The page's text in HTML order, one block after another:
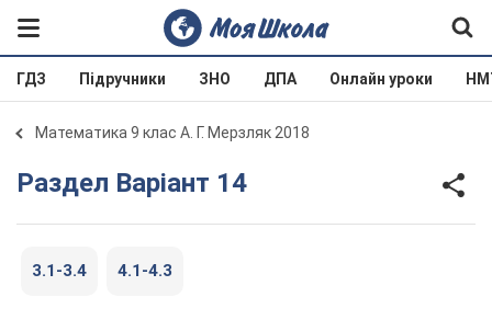
ГДЗ Підручники ЗНО ДПА Онлайн уроки
Математика 9 клас А. Г. Мерзляк 2018
Раздел Варіант 14
3.1-3.4 4.1-4.3